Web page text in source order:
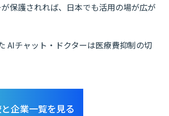
保護されれば、日本でも活用の場が広が
AIチャット・ドクターは医療費抑制の切
企業一覧を見る